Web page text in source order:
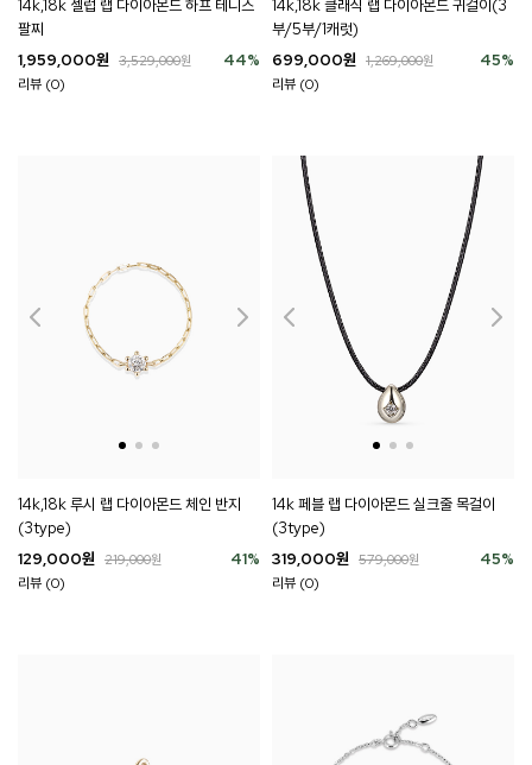
14k,18k 셀럽 랩 다이아몬드 하프 테니스
팔찌
44%
1,959,000원 3,529,000원
리뷰 (0)
14k,18k 클래식 랩 다이아몬드 귀걸이(3
부/5부/1캐럿)
45%
699,000원 1,269,000원
리뷰 (0)
14k,18k 루시 랩 다이아몬드 체인 반지
(3type)
41%
129,000원 219,000원
리뷰 (0)
14k 페블 랩 다이아몬드 실크줄 목걸이
(3type)
45%
319,000원 579,000원
리뷰 (0)